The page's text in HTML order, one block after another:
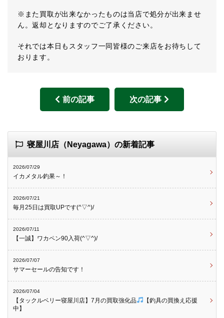
※また買取が出来なかったものは当店で処分が出来ませ
ん。返却となりますのでご了承ください。
それでは本日もスタッフ一同皆様のご来店をお待ちして
おります。
前の記事 次の記事
寝屋川店（Neyagawa）の新着記事
2026/07/29
イカメタル釣果～！
2026/07/21
毎月25日は買取UPです(^▽^)/
2026/07/11
【一誠】ワカペン90入荷(^▽^)/
2026/07/07
サマーセールの告知です！
2026/07/04
【タックルベリー寝屋川店】7月の買取強化品
【釣具の買換え応援
中】